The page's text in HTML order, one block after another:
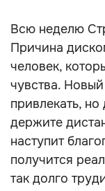
Всю неделю
Причина
человек,
чувства.
привлекать,
держите
наступит
получится
так долго